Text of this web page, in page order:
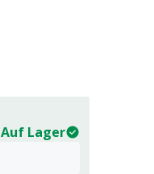
Auf Lager